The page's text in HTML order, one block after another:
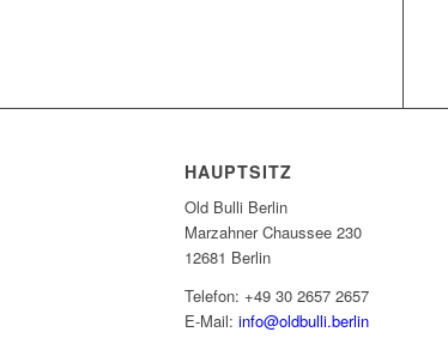
HAUPTSITZ
Old Bulli Berlin
Marzahner Chaussee 230
12681 Berlin
Telefon: +49 30 2657 2657
E-Mail:info@oldbulli.berlin